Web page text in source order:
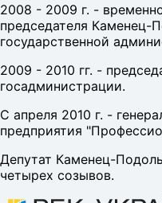
2008 - 2009 г. -
председателя Каменец-
государственной
2009 - 2010 гг. -
госадминистрации.
С апреля 2010 г. -
предприятия
Депутат Каменец-
четырех созывов.